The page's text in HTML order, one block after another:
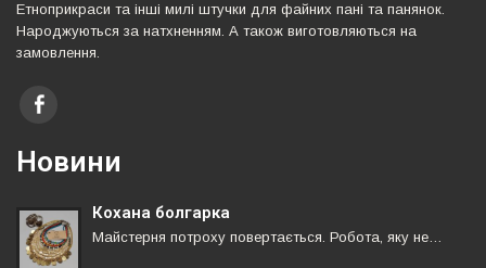
Етноприкраси та iншi милi штучки для файних панi та панянок.
Народжуються за натхненням. А також виготовляються на
замовлення.
Новини
Кохана болгарка
Майстерня потроху повертається. Робота, яку не…